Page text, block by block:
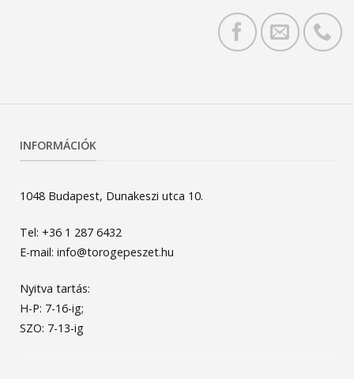
INFORMÁCIÓK
1048 Budapest, Dunakeszi utca 10.
Tel: +36 1 287 6432
E-mail: info@torogepeszet.hu
Nyitva tartás:
H-P: 7-16-ig;
SZO: 7-13-ig